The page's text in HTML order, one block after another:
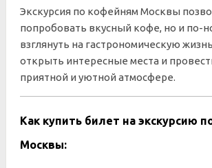
Экскурсия по кофейням Москвы
попробовать вкусный кофе, но и по-
взглянуть на гастрономическую
открыть интересные места и
приятной и уютной атмосфере.
Как купить билет на экскурсию
Москвы: